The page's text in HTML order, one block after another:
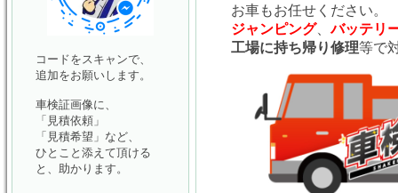
お車もお任せください。
ジャンピング、バッテリ
工場に持ち帰り修理等で
コードをスキャンで、
追加をお願いします。
車検証画像に、
「見積依頼」
「見積希望」など、
ひとこと添えて頂ける
と、助かります。